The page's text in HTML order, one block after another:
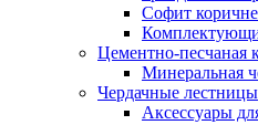
Софит
Цементно-песчаная
Минеральная
Чердачные лестницы
Аксессуары